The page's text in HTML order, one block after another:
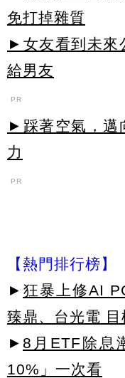
免打掉雜質
►女友看到未來
給男友
PR
►踩著空氣，邁
力
PR
【熱門排行榜】
► 狂暴上修AI
臻鼎、台光電 目
► 8月ETF除息
10%」一次看